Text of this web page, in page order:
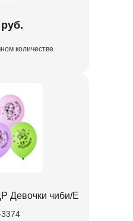
количестве
Девочки чиби/E